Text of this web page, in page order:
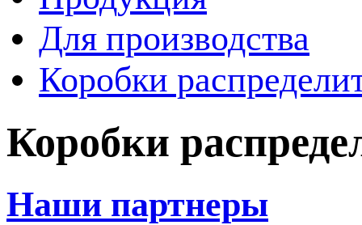
Для производства
Коробки
Коробки
Наши партнеры